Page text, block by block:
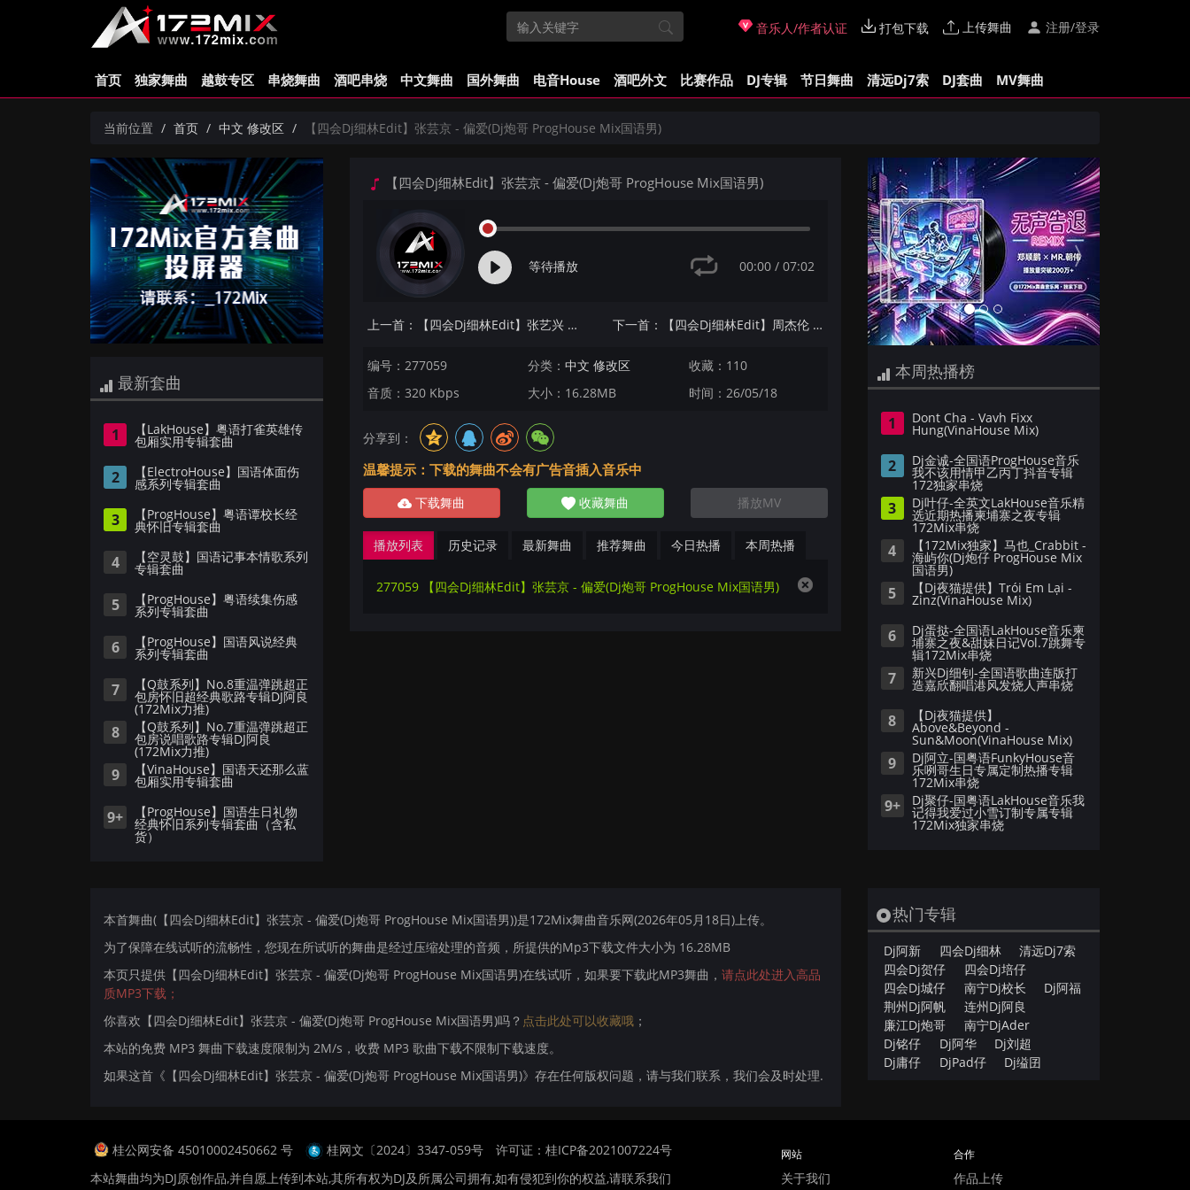
音乐人/作者认证 打包下载 上传舞曲 注册/登录
首页 独家舞曲 越鼓专区 串烧舞曲 酒吧串烧 中文舞曲 国外舞曲 电音House 酒吧外文 比赛作品 DJ专辑 节日舞曲 清远Dj7索 DJ套曲 MV舞曲
当前位置 首页 中文 修改区 【四会Dj细林Edit】张芸京 - 偏爱(Dj炮哥 ProgHouse Mix国语男)
最新套曲
1 【LakHouse】粤语打雀英雄传
包厢实用专辑套曲
2 【ElectroHouse】国语体面伤
感系列专辑套曲
3 【ProgHouse】粤语谭校长经
典怀旧专辑套曲
4 【空灵鼓】国语记事本情歌系列
专辑套曲
5 【ProgHouse】粤语续集伤感
系列专辑套曲
6 【ProgHouse】国语风说经典
系列专辑套曲
7 【Q鼓系列】No.8重温弹跳超正
包房怀旧超经典歌路专辑DJ阿良
(172Mix力推)
8 【Q鼓系列】No.7重温弹跳超正
包房说唱歌路专辑DJ阿良
(172Mix力推)
9 【VinaHouse】国语天还那么蓝
包厢实用专辑套曲
9+ 【ProgHouse】国语生日礼物
经典怀旧系列专辑套曲（含私
货）
【四会Dj细林Edit】张芸京 - 偏爱(Dj炮哥 ProgHouse Mix国语男)
等待播放 00:00 / 07:02
上一首：【四会Dj细林Edit】张艺兴 - 大花轿(蓝溪Dj浩仔 ProgHouse Mix国语男) 下一首：【四会Dj细林Edit】周杰伦 - 我是如此相信(Dj小猪 ProgHouse Mix国语男)
编号：277059 分类：中文 修改区
收藏：110
音质：320 Kbps
大小：16.28MB 时间：26/05/18
分享到：
温馨提示：下载的舞曲不会有广告音插入音乐中
下载舞曲 收藏舞曲 播放MV
播放列表 历史记录 最新舞曲 推荐舞曲 今日热播 本周热播
277059 【四会Dj细林Edit】张芸京 - 偏爱(Dj炮哥 ProgHouse Mix国语男)
Previous Next
本周热播榜
1 Dont Cha - Vavh Fixx
Hung(VinaHouse Mix)
2 Dj金诚-全国语ProgHouse音乐
我不该用情甲乙丙丁抖音专辑
172独家串烧
3 Dj叶仔-全英文LakHouse音乐精
选近期热播柬埔寨之夜专辑
172Mix串烧
4 【172Mix独家】马也_Crabbit -
海屿你(Dj炮仔 ProgHouse Mix
国语男)
5 【Dj夜猫提供】Trói Em Lại -
Zinz(VinaHouse Mix)
6 Dj蛋挞-全国语LakHouse音乐柬
埔寨之夜&甜妹日记Vol.7跳舞专
辑172Mix串烧
7 新兴Dj细钊-全国语歌曲连版打
造嘉欣翻唱港风发烧人声串烧
8 【Dj夜猫提供】
Above&Beyond -
Sun&Moon(VinaHouse Mix)
9 Dj阿立-国粤语FunkyHouse音
乐咧哥生日专属定制热播专辑
172Mix串烧
9+ Dj聚仔-国粤语LakHouse音乐我
记得我爱过小雪订制专属专辑
172Mix独家串烧
本首舞曲(【四会Dj细林Edit】张芸京 - 偏爱(Dj炮哥 ProgHouse Mix国语男))是172Mix舞曲音乐网(2026年05月18日)上传。
为了保障在线试听的流畅性，您现在所试听的舞曲是经过压缩处理的音频，所提供的Mp3下载文件大小为 16.28MB
本页只提供【四会Dj细林Edit】张芸京 - 偏爱(Dj炮哥 ProgHouse Mix国语男)在线试听，如果要下载此MP3舞曲， 请点此处进入高品
质MP3下载；
你喜欢【四会Dj细林Edit】张芸京 - 偏爱(Dj炮哥 ProgHouse Mix国语男)吗？ 点击此处可以收藏哦 ；
本站的免费 MP3 舞曲下载速度限制为 2M/s，收费 MP3 歌曲下载不限制下载速度。
如果这首《【四会Dj细林Edit】张芸京 - 偏爱(Dj炮哥 ProgHouse Mix国语男)》存在任何版权问题，请与我们联系，我们会及时处理.
热门专辑
Dj阿新 四会Dj细林
清远Dj7索
四会Dj贺仔
四会Dj培仔
四会Dj城仔
南宁Dj校长
Dj阿福
荆州Dj阿帆
连州Dj阿良
廉江Dj炮哥
南宁DjAder
Dj铭仔
Dj阿华
Dj刘超
Dj庸仔
DjPad仔 Dj缢囝
桂公网安备 45010002450662 号 桂网文〔2024〕3347-059号
许可证：桂ICP备2021007224号
本站舞曲均为DJ原创作品,并自愿上传到本站,其所有权为DJ及所属公司拥有,如有侵犯到你的权益,请联系我们
网站
关于我们
合作
作品上传